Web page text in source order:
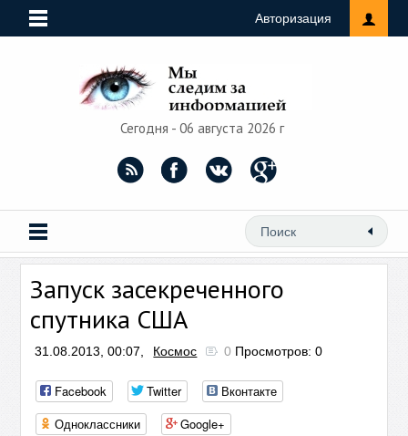
Авторизация
Сегодня - 06 августа 2026 г
Запуск засекреченного
спутника США
31.08.2013, 00:07, Космос 0 Просмотров: 0
Facebook Twitter
Вконтакте
Одноклассники
Google+